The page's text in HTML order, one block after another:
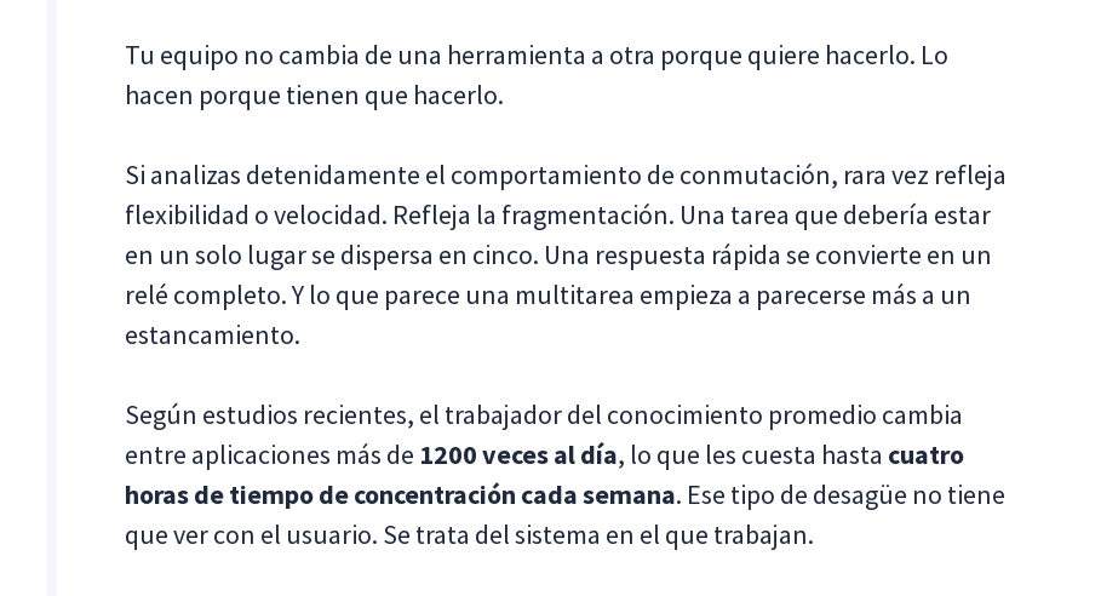
Tu equipo no cambia de una herramienta a otra porque quiere hacerlo. Lo
hacen porque tienen que hacerlo.
Si analizas detenidamente el comportamiento de conmutación, rara vez refleja
flexibilidad o velocidad. Refleja la fragmentación. Una tarea que debería estar
en un solo lugar se dispersa en cinco. Una respuesta rápida se convierte en un
relé completo. Y lo que parece una multitarea empieza a parecerse más a un
estancamiento.
Según estudios recientes, el trabajador del conocimiento promedio cambia
entre aplicaciones más de 1200 veces al día, lo que les cuesta hasta cuatro
horas de tiempo de concentración cada semana. Ese tipo de desagüe no tiene
que ver con el usuario. Se trata del sistema en el que trabajan.